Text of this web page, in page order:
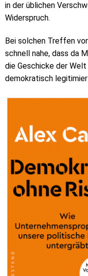
in der üblichen
Widerspruch.
Bei solchen Treffen
schnell nahe, dass da
die Geschicke der Welt
demokratisch